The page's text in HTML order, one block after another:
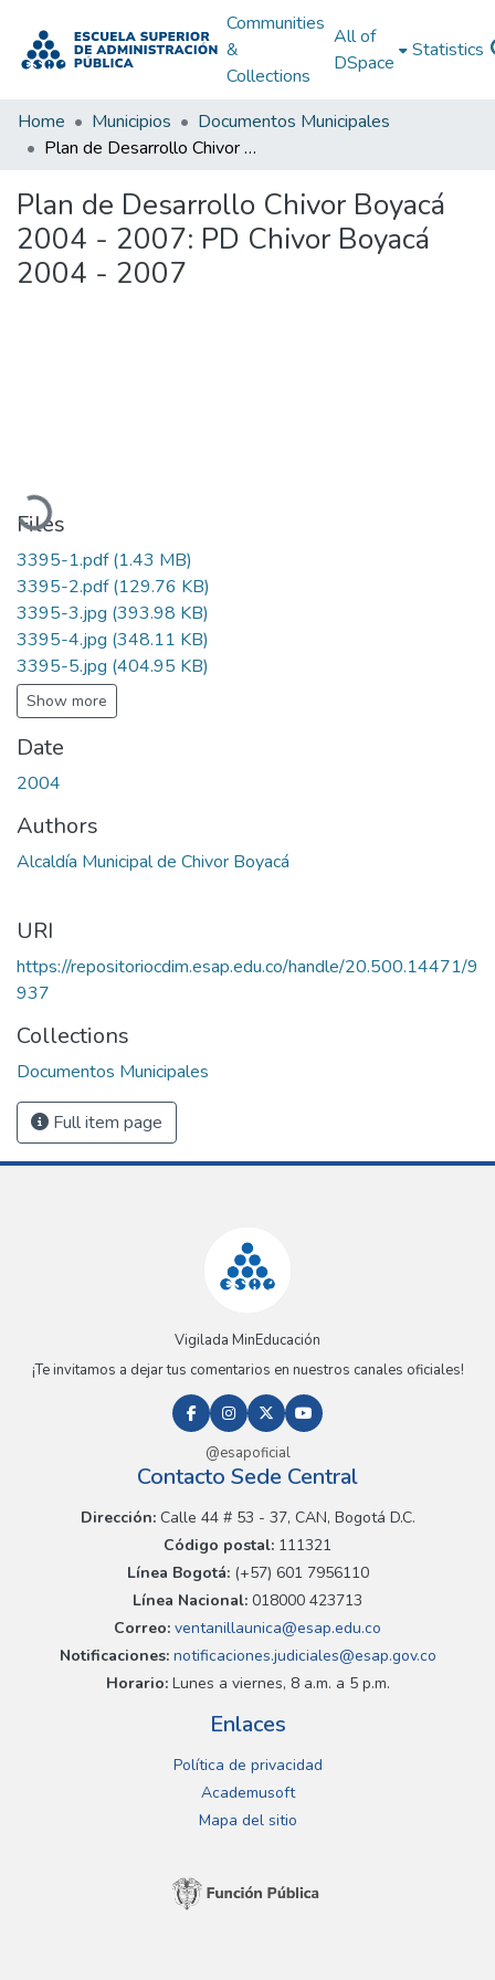
Communities
&
Collections
All of
DSpace
Statistics
Home Municipios
Documentos Municipales
Plan de Desarrollo Chivor Boyacá 2004 - 2007: PD Chivor Boyacá 2004 - 2007
Plan de Desarrollo Chivor Boyacá
2004 - 2007: PD Chivor Boyacá
2004 - 2007
Loading...
Files
3395-1.pdf(1.43 MB)
3395-2.pdf(129.76 KB)
3395-3.jpg (393.98 KB)
3395-4.jpg (348.11 KB)
3395-5.jpg (404.95 KB)
Show more
Date
2004
Authors
Alcaldía Municipal de Chivor Boyacá
URI
https://repositoriocdim.esap.edu.co/handle/20.500.14471/9
937
Collections
Documentos Municipales
Full item page
Vigilada MinEducación
¡Te invitamos a dejar tus comentarios en nuestros canales oficiales!
@esapoficial
Contacto Sede Central
Dirección:Calle 44 # 53 - 37, CAN, Bogotá D.C.
Código postal: 111321
Línea Bogotá:(+57) 601 7956110
Línea Nacional: 018000 423713
Correo: ventanillaunica@esap.edu.co
Notificaciones:notificaciones.judiciales@esap.gov.co
Horario:Lunes a viernes, 8 a.m. a 5 p.m.
Enlaces
Política de privacidad
Academusoft
Mapa del sitio